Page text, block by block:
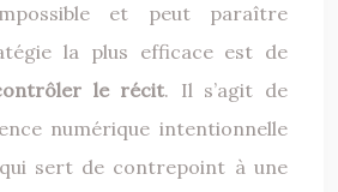
et peut paraître
la plus efficace est de
le récit. Il s’agit de
numérique intentionnelle
sert de contrepoint à une